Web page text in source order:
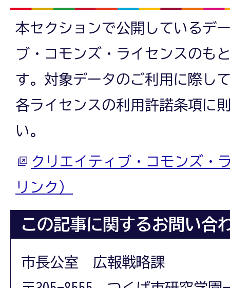
本セクションで公開しているデ
ブ・コモンズ・ライセンスのも
す。対象データのご利用に際し
各ライセンスの利用許諾条項に
い。
クリエイティブ・コモンズ・
リンク）
この記事に関するお問い合
市長公室 広報戦略課